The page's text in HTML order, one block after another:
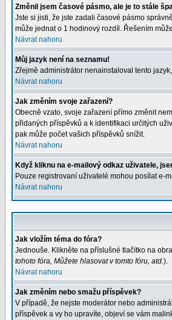
Změnil jsem časové pásmo, ale je to stále
Jste si jisti, že jste zadali časové pásmo
může jednat o 1 hodinový rozdíl. Řešením
Návrat nahoru
Můj jazyk není na seznamu!
Zřejmě administrátor nenainstaloval tento
Návrat nahoru
Jak změním svoje zařazení?
Obecně vzato, svoje zařazení přímo změnit
přidaných příspěvků a k identifikaci určitých
pak může počet vašich příspěvků snížit.
Návrat nahoru
Když kliknu na e-mailový odkaz uživatele,
Pouze registrovaní uživatelé mohou posílat e-
Návrat nahoru
Jak vložím téma do fóra?
Jednouše. Klikněte na příslušné tlačítko na
tohoto fóra, Můžete hlasovat v tomto fóru, atd.).
Návrat nahoru
Jak změním nebo smažu příspěvek?
V případě, že nejste moderátor nebo
příspěvek a vy ho upravíte, objeví se vám